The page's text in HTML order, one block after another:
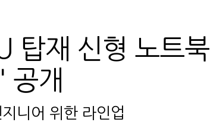
탑재 신형 노트북
공개
니어 위한 라인업